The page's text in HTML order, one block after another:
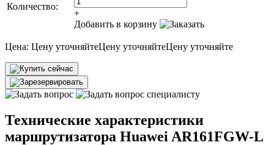
Количество:
+
Добавить в корзину
Цена: Цену уточняйтеЦену уточняйтеЦену уточняйте
Технические характеристики
маршрутизатора Huawei AR161FGW-L